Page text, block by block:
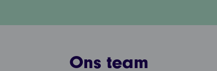
Ons team